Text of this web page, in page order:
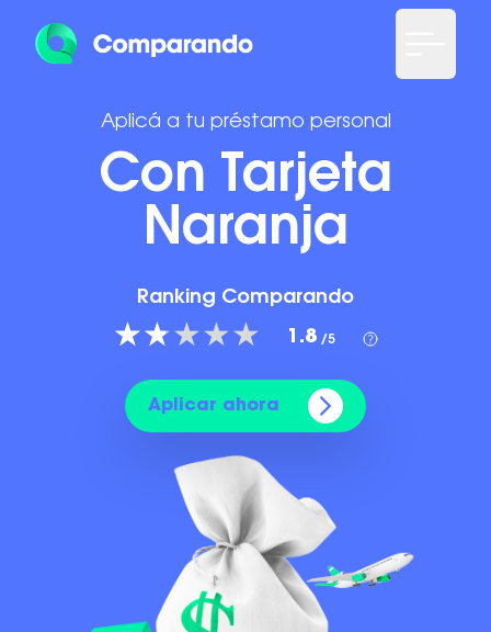
Aplicá a tu préstamo personal
Con Tarjeta
Naranja
Ranking Comparando
1.8 /5
Aplicar ahora